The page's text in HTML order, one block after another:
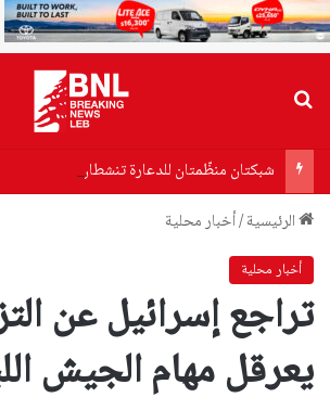
شبكتان منظّمتان للدعارة تنشطان في الحمرا
الرئيسية/أخبار محلية
أخبار محلية
تراجع إسرائيل عن
يعرقل مهام الجيش